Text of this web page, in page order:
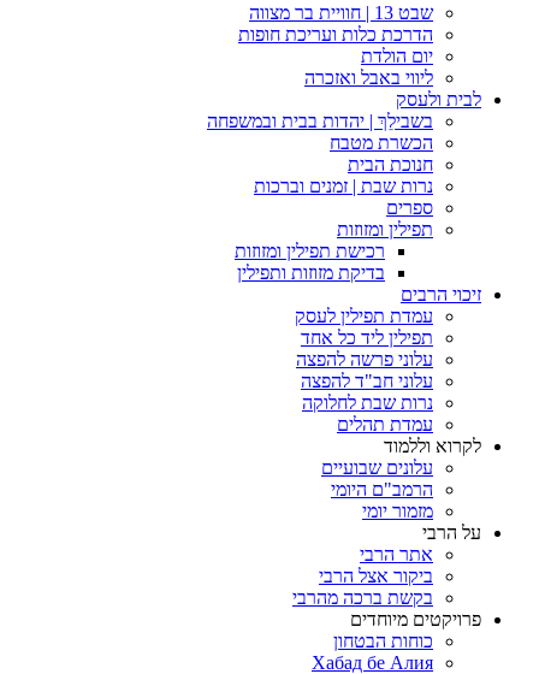
שבט 13 | חוויית בר מצווה
הדרכת כלות ועריכת חופות​
יום הולדת
ליווי באבל ואזכרה
לבית ולעסק
בשבילֵךְ | יהדות בבית ובמשפחה
הכשרת מטבח
חנוכת הבית
נרות שבת | זמנים וברכות
ספרים
תפילין ומזוזות
רכישת תפילין ומזוזות
בדיקת מזוזות ותפילין
זיכוי הרבים
עמדת תפילין לעסק
תפילין ליד כל אחד
עלוני פרשה להפצה
עלוני חב"ד להפצה
נרות שבת לחלוקה
עמדת תהלים
לקרוא וללמוד
עלונים שבועיים
הרמב"ם היומי
מזמור יומי
על הרבי
אתר הרבי
ביקור אצל הרבי
בקשת ברכה מהרבי
פרויקטים מיוחדים
כוחות הבטחון
Хабад бе Алия